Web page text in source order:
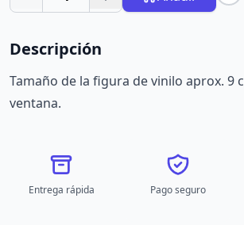
Descripción
Tamaño de la figura de vinilo aprox. 9
ventana.
Entrega rápida Pago seguro